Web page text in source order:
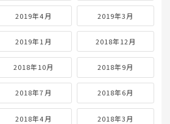
2019年4月 2019年3月
2019年1月 2018年12月
2018年10月 2018年9月
2018年7月 2018年6月
2018年4月 2018年3月